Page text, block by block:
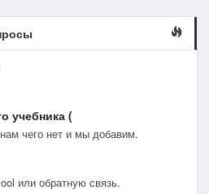
учебника (
чего нет и мы добавим.
или обратную связь.